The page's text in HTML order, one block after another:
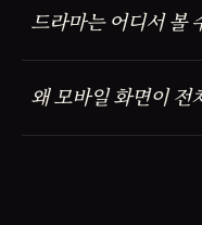
드라마는 어디서 볼
왜 모바일 화면이 전